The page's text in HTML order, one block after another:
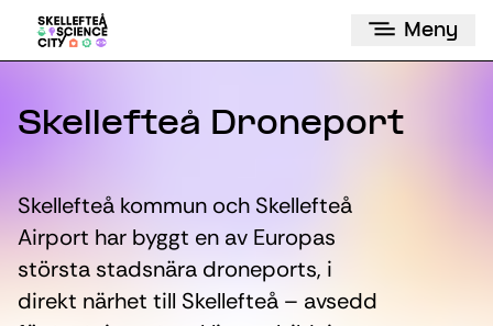
Meny
Skellefteå Droneport
Skellefteå kommun och Skellefteå
Airport har byggt en av Europas
största stadsnära droneports, i
direkt närhet till Skellefteå – avsedd